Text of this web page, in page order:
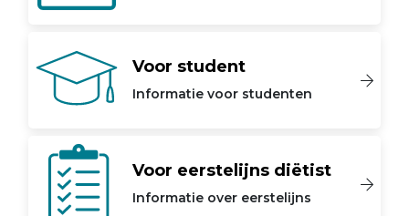
Voor student
Informatie voor studenten
Voor eerstelijns diëtist
Informatie over eerstelijns